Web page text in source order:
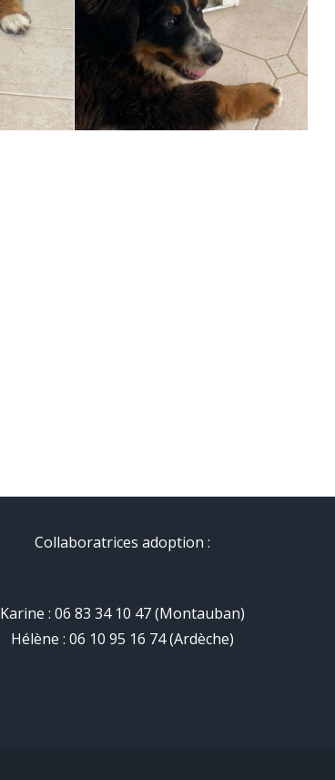
Collaboratrices adoption :
Karine : 06 83 34 10 47 (Montauban)
Hélène : 06 10 95 16 74 (Ardèche)